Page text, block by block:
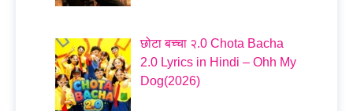
छोटा बच्चा २.0 Chota Bacha
2.0 Lyrics in Hindi – Ohh My
Dog(2026)